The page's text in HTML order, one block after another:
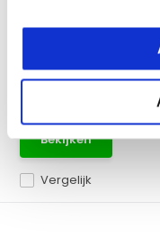
Vergelijk
€ 199,-
Bekijken